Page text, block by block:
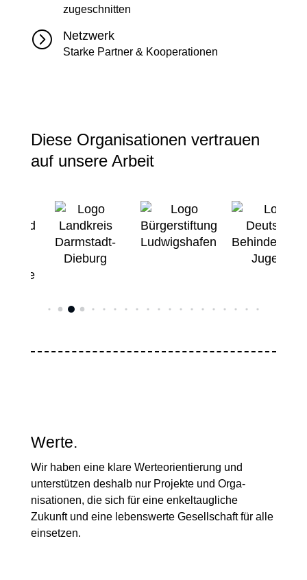
zugeschnitten
= Netzwerk
Starke Partner & Kooperationen
Diese Organisationen vertrauen
auf unsere Arbeit
Werte.
Wir haben eine klare Werte­orientierung und
unterstützen deshalb nur Projekte und Orga­
nisationen, die sich für eine enkel­taugliche
Zukunft und eine lebens­werte Gesell­schaft für alle
einsetzen.